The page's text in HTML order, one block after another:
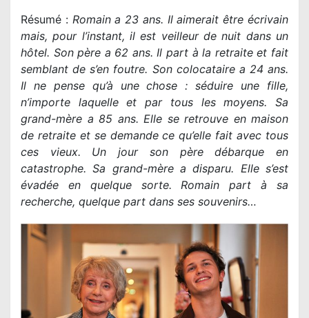
Résumé : Romain a 23 ans. Il aimerait être écrivain
mais, pour l’instant, il est veilleur de nuit dans un
hôtel. Son père a 62 ans. Il part à la retraite et fait
semblant de s’en foutre. Son colocataire a 24 ans.
Il ne pense qu’à une chose : séduire une fille,
n’importe laquelle et par tous les moyens. Sa
grand-mère a 85 ans. Elle se retrouve en maison
de retraite et se demande ce qu’elle fait avec tous
ces vieux. Un jour son père débarque en
catastrophe. Sa grand-mère a disparu. Elle s’est
évadée en quelque sorte. Romain part à sa
recherche, quelque part dans ses souvenirs…